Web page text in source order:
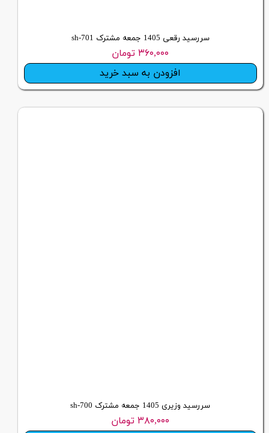
سررسید رقعی 1405 جمعه مشترک sh-701
۳۶۰,۰۰۰ تومان
افزودن به سبد خرید
سررسید وزیری 1405 جمعه مشترک sh-700
۳۸۰,۰۰۰ تومان